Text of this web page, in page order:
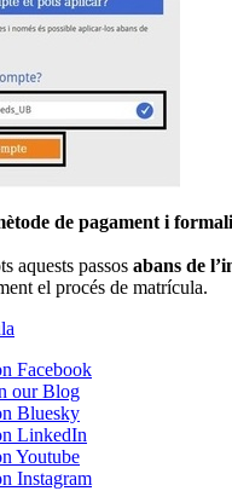
de pagament i
aquests passos abans de
el procés de matrícula.
Facebook
our Blog
Bluesky
LinkedIn
Youtube
Instagram